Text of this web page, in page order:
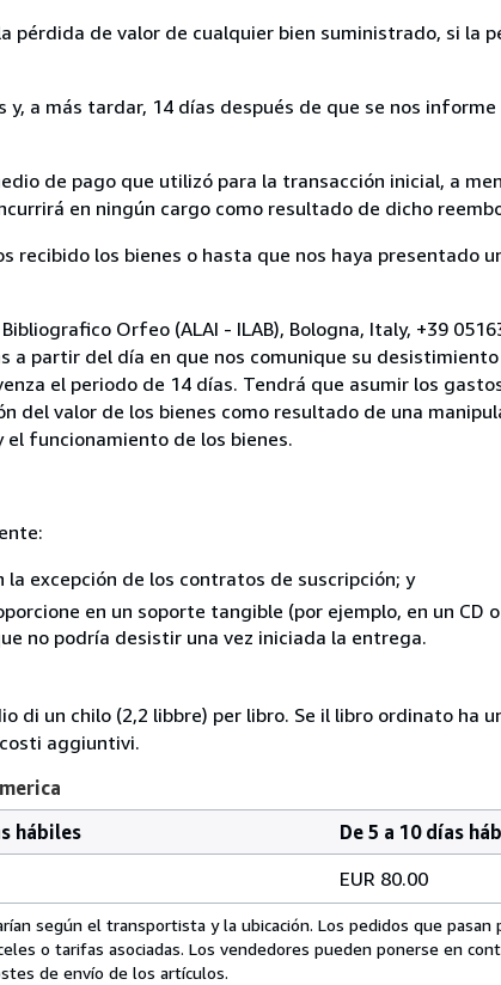
pérdida de valor de cualquier bien suministrado, si la
a más tardar, 14 días después de que se nos
de pago que utilizó para la transacción inicial, a
en ningún cargo como resultado de dicho
recibido los bienes o hasta que nos haya presentado
Orfeo (ALAI - ILAB), Bologna, Italy, +39
a partir del día en que nos comunique su
el periodo de 14 días. Tendrá que asumir los
del valor de los bienes como resultado de una
funcionamiento de los bienes.
excepción de los contratos de suscripción; y
en un soporte tangible (por ejemplo, en un CD
no podría desistir una vez iniciada la entrega.
di un chilo (2,2 libbre) per libro. Se il libro ordinato ha
aggiuntivi.
hábiles
De 5 a 10 días
EUR 80.00
según el transportista y la ubicación. Los pedidos que pasan
o tarifas asociadas. Los vendedores pueden ponerse en
de envío de los artículos.